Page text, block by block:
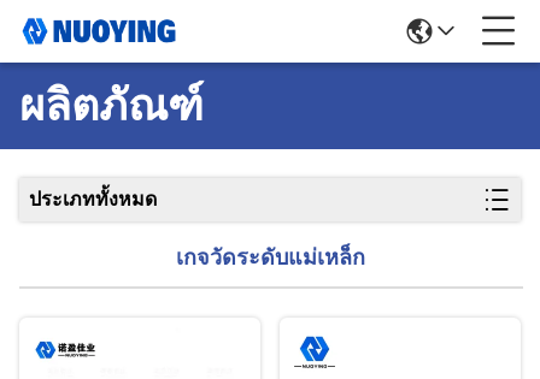
ผลิตภัณฑ์
ประเภททั้งหมด
เกจวัดระดับแม่เหล็ก